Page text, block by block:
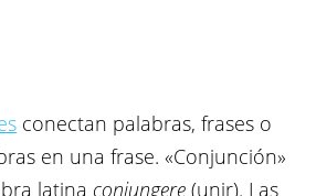
conectan palabras, frases o
en una frase. «Conjunción»
latina conjungere (unir). Las